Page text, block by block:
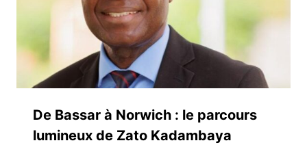
De Bassar à Norwich : le parcours
lumineux de Zato Kadambaya